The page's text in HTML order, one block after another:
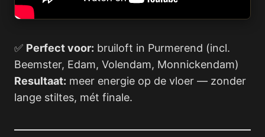
✅ Perfect voor: bruiloft in Purmerend (incl.
Beemster, Edam, Volendam, Monnickendam)
Resultaat: meer energie op de vloer — zonder
lange stiltes, mét finale.